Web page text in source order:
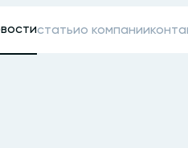
статьио компании